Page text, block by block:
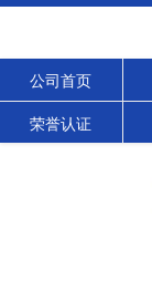
公司首页
荣誉认证